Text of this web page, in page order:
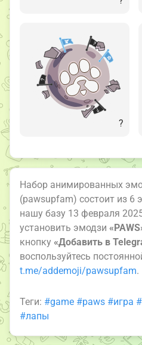
?
Набор анимированных
(pawsupfam) состоит из 6
нашу базу 13 февраля
установить эмодзи
кнопку «Добавить в
воспользуйтесь
t.me/addemoji/pawsupfam.
Теги: #game #paws #игра
#лапы